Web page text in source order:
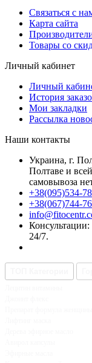
Связаться с
Карта сайта
Товары со
Личный кабинет
Личный
История
Мои закладки
Рассылка
Наши контакты
Украина, г.
Полтаве и
самовывоза
+38(095)534-
+38(067)744-
24/7.